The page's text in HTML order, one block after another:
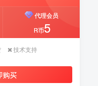
代理会员
R币5
技术支持
购买